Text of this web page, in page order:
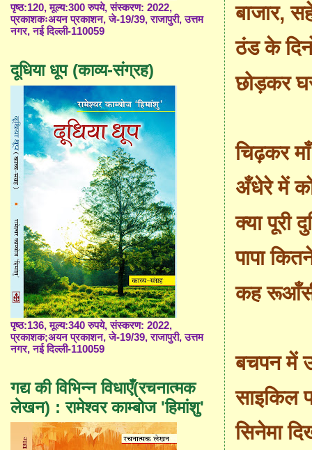
बाजार,
ठंड के
छोड़कर
चिढ़कर
अँधेरे में
क्या पूरी
पापा
कह
बचपन में
साइकिल
सिनेमा
पृष्ठ:120, मूल्य:300 रुपये, संस्करण: 2022,
प्रकाशकःअयन प्रकाशन, जे-19/39, राजापुरी, उत्तम
नगर, नई दिल्ली-110059
दूधिया धूप (काव्य-संग्रह)
पृष्ठ:136, मूल्य:340 रुपये, संस्करण: 2022,
प्रकाशक;अयन प्रकाशन, जे-19/39, राजापुरी, उत्तम
नगर, नई दिल्ली-110059
गद्य की विभिन्न विधाएँ(रचनात्मक
लेखन) : रामेश्वर काम्बोज 'हिमांशु'